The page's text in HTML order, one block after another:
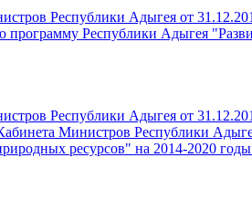
Республики Адыгея от
программу Республики Адыгея
Республики Адыгея от
Министров Республики
ресурсов" на 2014-2020